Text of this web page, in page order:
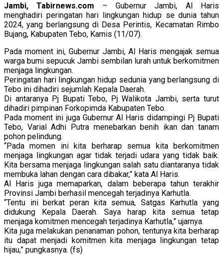
Jambi, Tabirnews.com – Gubernur Jambi, Al Haris
menghadiri peringatan hari lingkungan hidup se dunia tahun
2024, yang berlangsung di Desa Perintis, Kecamatan Rimbo
Bujang, Kabupaten Tebo, Kamis (11/07).
Pada moment ini, Gubernur Jambi, Al Haris mengajak semua
warga bumi sepucuk Jambi sembilan lurah untuk berkomitmen
menjaga lingkungan.
Peringatan hari lingkungan hidup sedunia yang berlangsung di
Tebo ini dihadiri sejumlah Kepala Daerah.
Di antaranya Pj Bupati Tebo, Pj Walikota Jambi, serta turut
dihadiri pimpinan Forkopimda Kabupaten Tebo.
Pada moment ini juga Gubernur Al Haris didampingi Pj Bupati
Tebo, Varial Adhi Putra menebarkan benih ikan dan tanam
pohon pelindung.
“Pada momen ini kita berharap semua kita berkomitmen
menjaga lingkungan agar tidak terjadi udara yang tidak baik.
Kita bersama menjaga lingkungan salah satu diantaranya tidak
membuka lahan dengan cara dibakar,” kata Al Haris.
Al Haris juga memaparkan, dalam beberapa tahun terakhir
Provinsi Jambi berhasil mencegah terjadinya Karhutla.
“Tentu ini berkat peran kita semua, Satgas Karhutla yang
didukung Kepala Daerah. Saya harap kita semua tetap
menjaga komitmen mencegah terjadinya Karhutla,” ujarnya.
Kita juga melakukan penanaman pohon, tentunya kita berharap
itu dapat menjadi komitmen kita menjaga lingkungan tetap
hijau,” pungkasnya. (fs)